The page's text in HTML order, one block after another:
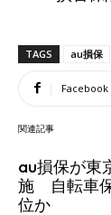
TAGS au損保
Facebook
関連記事
au損保が東
施 自転車
位か